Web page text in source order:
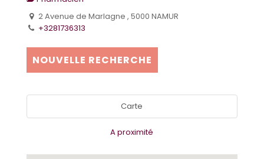
2 Avenue de Marlagne , 5000 NAMUR
+3281736313
NOUVELLE RECHERCHE
Carte
A proximité